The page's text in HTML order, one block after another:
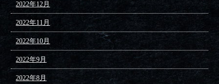
2022年12月
2022年11月
2022年10月
2022年9月
2022年8月